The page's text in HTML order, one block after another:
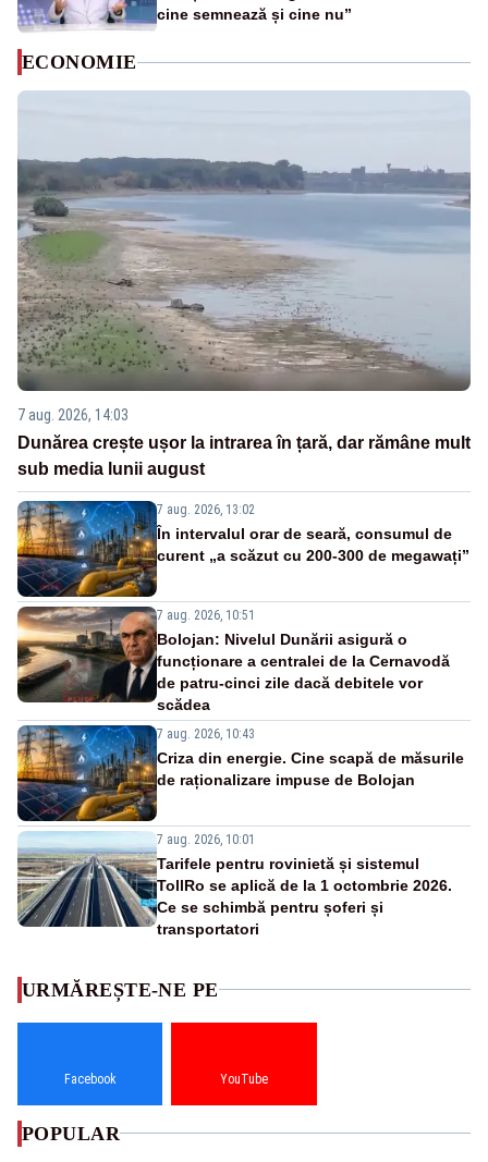
cine semnează și cine nu”
ECONOMIE
7 aug. 2026, 14:03
Dunărea crește ușor la intrarea în țară, dar rămâne mult
sub media lunii august
7 aug. 2026, 13:02
În intervalul orar de seară, consumul de
curent „a scăzut cu 200-300 de megawați”
7 aug. 2026, 10:51
Bolojan: Nivelul Dunării asigură o
funcționare a centralei de la Cernavodă
de patru-cinci zile dacă debitele vor
scădea
7 aug. 2026, 10:43
Criza din energie. Cine scapă de măsurile
de raționalizare impuse de Bolojan
7 aug. 2026, 10:01
Tarifele pentru rovinietă și sistemul
TollRo se aplică de la 1 octombrie 2026.
Ce se schimbă pentru șoferi și
transportatori
URMĂREȘTE-NE PE
Facebook YouTube
POPULAR